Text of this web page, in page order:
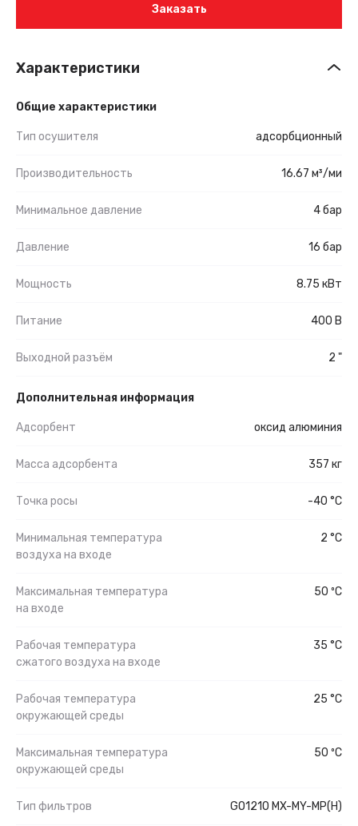
Заказать
Характеристики
Общие характеристики
Тип осушителя адсорбционный
Производительность 16.67 м³/ми
Минимальное давление 4 бар
Давление 16 бар
Мощность 8.75 кВт
Питание 400 В
Выходной разъём 2 "
Дополнительная информация
Адсорбент оксид алюминия
Масса адсорбента 357 кг
Точка росы -40 °C
Минимальная температура
воздуха на входе
2 °C
Максимальная температура
на входе
50 ºС
Рабочая температура
сжатого воздуха на входе
35 °C
Рабочая температура
окружающей среды
25 °C
Максимальная температура
окружающей среды
50 ºС
Тип фильтров GO1210 MX-MY-MP(H)